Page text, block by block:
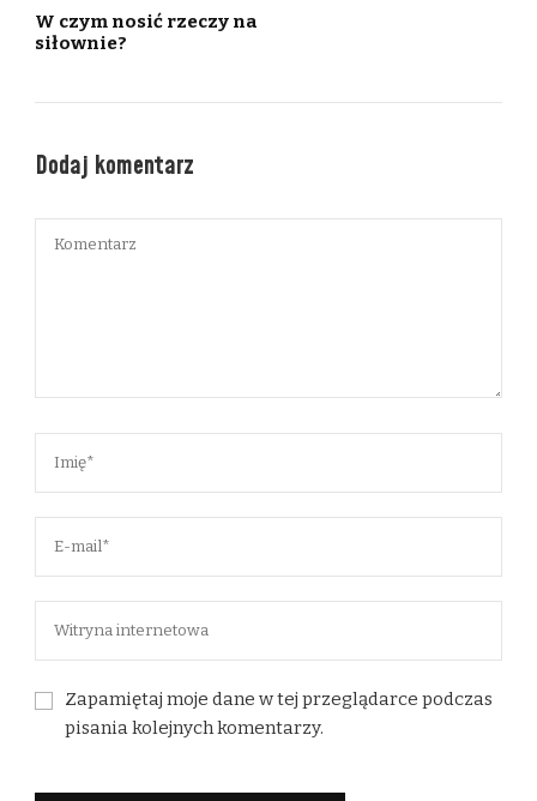
W czym nosić rzeczy na
siłownie?
Dodaj komentarz
Zapamiętaj moje dane w tej przeglądarce podczas
pisania kolejnych komentarzy.